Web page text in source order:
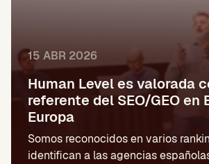
15 ABR 2026
Human Level es valorada
referente del SEO/GEO en
Europa
Somos reconocidos en varios
identifican a las agencias